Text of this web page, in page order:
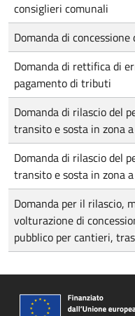
consiglieri comunali
Domanda di
Domanda di rettifica di
pagamento di tributi
Domanda di rilascio del
transito e sosta in zona
Domanda di rilascio del
transito e sosta in zona
Domanda per il rilascio,
volturazione di
pubblico per cantieri,